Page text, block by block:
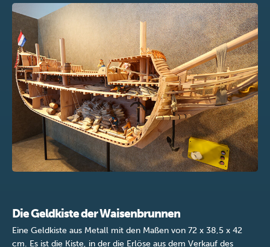
Die Geldkiste der Waisenbrunnen
Eine Geldkiste aus Metall mit den Maßen von 72 x 38,5 x 42
cm. Es ist die Kiste, in der die Erlöse aus dem Verkauf des